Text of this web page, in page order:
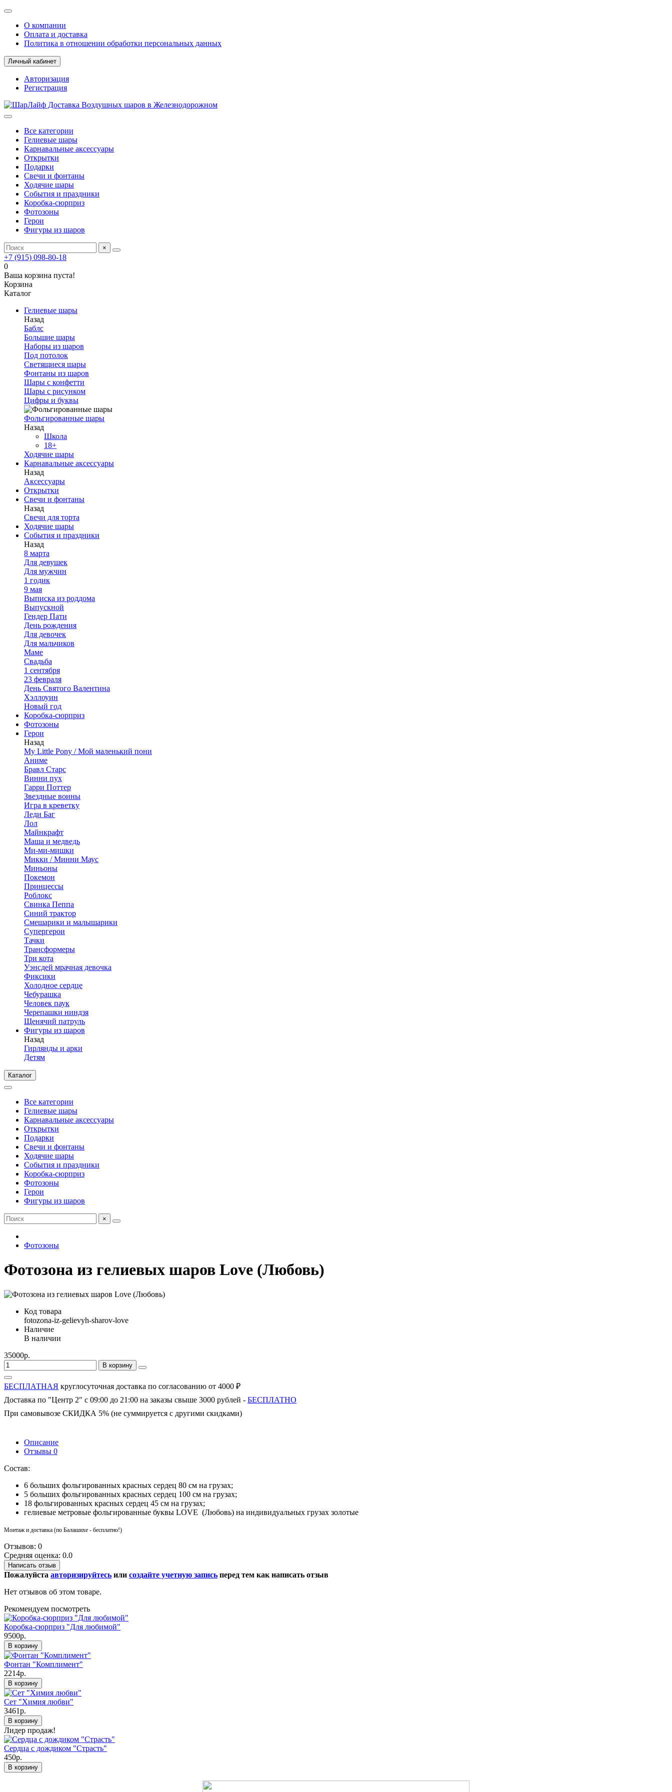
О компании
Оплата и доставка
Политика в отношении обработки персональных данных
Личный кабинет
Авторизация
Регистрация
Все категории
Гелиевые шары
Карнавальные аксессуары
Открытки
Подарки
Свечи и фонтаны
Ходячие шары
События и праздники
Коробка-сюрприз
Фотозоны
Герои
Фигуры из шаров
×
+7 (915) 098-80-18
0
Ваша корзина пуста!
Корзина
Каталог
Гелиевые шары
Назад
Баблс
Большие шары
Наборы из шаров
Под потолок
Светящиеся шары
Фонтаны из шаров
Шары с конфетти
Шары с рисунком
Цифры и буквы
Фольгированные шары
Назад
Школа
18+
Ходячие шары
Карнавальные аксессуары
Назад
Аксессуары
Открытки
Свечи и фонтаны
Назад
Свечи для торта
Ходячие шары
События и праздники
Назад
8 марта
Для девушек
Для мужчин
1 годик
9 мая
Выписка из роддома
Выпускной
Гендер Пати
День рождения
Для девочек
Для мальчиков
Маме
Свадьба
1 сентября
23 февраля
День Святого Валентина
Хэллоуин
Новый год
Коробка-сюрприз
Фотозоны
Герои
Назад
My Little Pony / Мой маленький пони
Аниме
Бравл Старс
Винни пух
Гарри Поттер
Звездные воины
Игра в креветку
Леди Баг
Лол
Майнкрафт
Маша и медведь
Ми-ми-мишки
Микки / Минни Маус
Миньоны
Покемон
Принцессы
Роблокс
Свинка Пеппа
Синий трактор
Смешарики и малышарики
Супергерои
Тачки
Трансформеры
Три кота
Уэнсдей мрачная девочка
Фиксики
Холодное сердце
Чебурашка
Человек паук
Черепашки ниндзя
Щенячий патруль
Фигуры из шаров
Назад
Гирлянды и арки
Детям
Каталог
Все категории
Гелиевые шары
Карнавальные аксессуары
Открытки
Подарки
Свечи и фонтаны
Ходячие шары
События и праздники
Коробка-сюрприз
Фотозоны
Герои
Фигуры из шаров
×
Фотозоны
Фотозона из гелиевых шаров Love (Любовь)
Код товара
fotozona-iz-gelievyh-sharov-love
Наличие
В наличии
35000р.
В корзину
БЕСПЛАТНАЯ круглосуточная доставка по согласованию от 4000 ₽
Доставка по "Центр 2" с 09:00 до 21:00 на заказы свыше 3000 рублей - БЕСПЛАТНО
При самовывозе СКИДКА 5% (не суммируется с другими скидками)
Описание
Отзывы 0
Состав:
6 больших фольгированных красных сердец 80 см на грузах;
5 больших фольгированных красных сердец 100 см на грузах;
18 фольгированных красных сердец 45 см на грузах;
гелиевые метровые фольгированные буквы LOVE (Любовь) на индивидуальных грузах золотые
Монтаж и доставка (по Балашихе - бесплатно!)
Отзывов: 0
Средняя оценка: 0.0
Написать отзыв
Пожалуйста авторизируйтесь или создайте учетную запись перед тем как написать отзыв
Нет отзывов об этом товаре.
Рекомендуем посмотреть
Коробка-сюрприз "Для любимой"
9500р.
В корзину
Фонтан "Комплимент"
2214р.
В корзину
Сет "Химия любви"
3461р.
В корзину
Лидер продаж!
Сердца с дождиком "Страсть"
450р.
В корзину